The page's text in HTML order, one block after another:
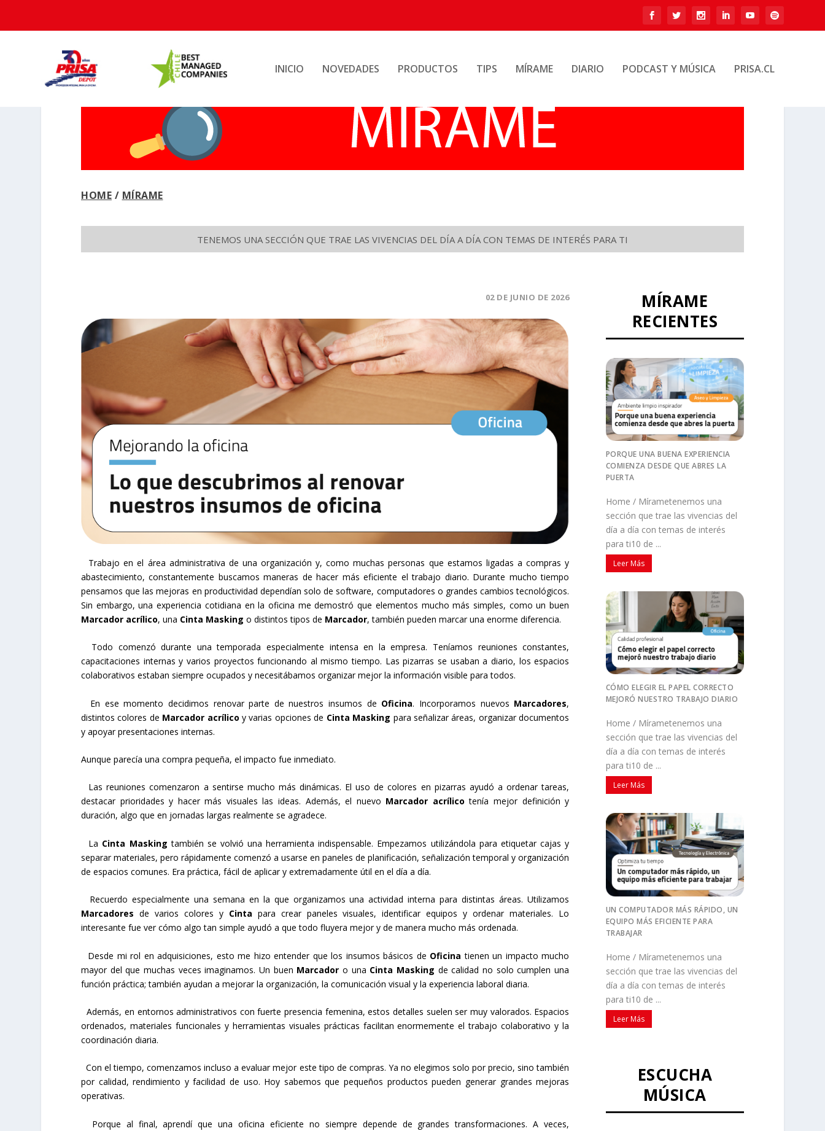
INICIO NOVEDADES PRODUCTOS TIPS MÍRAME DIARIO PODCAST Y MÚSICA PRISA.CL
HOME / MÍRAME
TENEMOS UNA SECCIÓN QUE TRAE LAS VIVENCIAS DEL DÍA A DÍA CON TEMAS DE INTERÉS PARA TI
02 DE JUNIO DE 2026
Trabajo en el área administrativa de una organización y, como muchas personas que estamos ligadas a compras y
abastecimiento, constantemente buscamos maneras de hacer más eficiente el trabajo diario. Durante mucho tiempo
pensamos que las mejoras en productividad dependían solo de software, computadores o grandes cambios tecnológicos.
Sin embargo, una experiencia cotidiana en la oficina me demostró que elementos mucho más simples, como un buen
Marcador acrílico, una Cinta Masking o distintos tipos de Marcador, también pueden marcar una enorme diferencia.
Todo comenzó durante una temporada especialmente intensa en la empresa. Teníamos reuniones constantes,
capacitaciones internas y varios proyectos funcionando al mismo tiempo. Las pizarras se usaban a diario, los espacios
colaborativos estaban siempre ocupados y necesitábamos organizar mejor la información visible para todos.
En ese momento decidimos renovar parte de nuestros insumos de Oficina. Incorporamos nuevos Marcadores,
distintos colores de Marcador acrílico y varias opciones de Cinta Masking para señalizar áreas, organizar documentos
y apoyar presentaciones internas.
Aunque parecía una compra pequeña, el impacto fue inmediato.
Las reuniones comenzaron a sentirse mucho más dinámicas. El uso de colores en pizarras ayudó a ordenar tareas,
destacar prioridades y hacer más visuales las ideas. Además, el nuevo Marcador acrílico tenía mejor definición y
duración, algo que en jornadas largas realmente se agradece.
La Cinta Masking también se volvió una herramienta indispensable. Empezamos utilizándola para etiquetar cajas y
separar materiales, pero rápidamente comenzó a usarse en paneles de planificación, señalización temporal y organización
de espacios comunes. Era práctica, fácil de aplicar y extremadamente útil en el día a día.
Recuerdo especialmente una semana en la que organizamos una actividad interna para distintas áreas. Utilizamos
Marcadores de varios colores y Cinta para crear paneles visuales, identificar equipos y ordenar materiales. Lo
interesante fue ver cómo algo tan simple ayudó a que todo fluyera mejor y de manera mucho más ordenada.
Desde mi rol en adquisiciones, esto me hizo entender que los insumos básicos de Oficina tienen un impacto mucho
mayor del que muchas veces imaginamos. Un buen Marcador o una Cinta Masking de calidad no solo cumplen una
función práctica; también ayudan a mejorar la organización, la comunicación visual y la experiencia laboral diaria.
Además, en entornos administrativos con fuerte presencia femenina, estos detalles suelen ser muy valorados. Espacios
ordenados, materiales funcionales y herramientas visuales prácticas facilitan enormemente el trabajo colaborativo y la
coordinación diaria.
Con el tiempo, comenzamos incluso a evaluar mejor este tipo de compras. Ya no elegimos solo por precio, sino también
por calidad, rendimiento y facilidad de uso. Hoy sabemos que pequeños productos pueden generar grandes mejoras
operativas.
Porque al final, aprendí que una oficina eficiente no siempre depende de grandes transformaciones. A veces,
MÍRAME
RECIENTES
PORQUE UNA BUENA EXPERIENCIA
COMIENZA DESDE QUE ABRES LA
PUERTA
Home / Mírametenemos una
sección que trae las vivencias del
día a día con temas de interés
para ti10 de ...
Leer Más
CÓMO ELEGIR EL PAPEL CORRECTO
MEJORÓ NUESTRO TRABAJO DIARIO
Home / Mírametenemos una
sección que trae las vivencias del
día a día con temas de interés
para ti10 de ...
Leer Más
UN COMPUTADOR MÁS RÁPIDO, UN
EQUIPO MÁS EFICIENTE PARA
TRABAJAR
Home / Mírametenemos una
sección que trae las vivencias del
día a día con temas de interés
para ti10 de ...
Leer Más
ESCUCHA
MÚSICA